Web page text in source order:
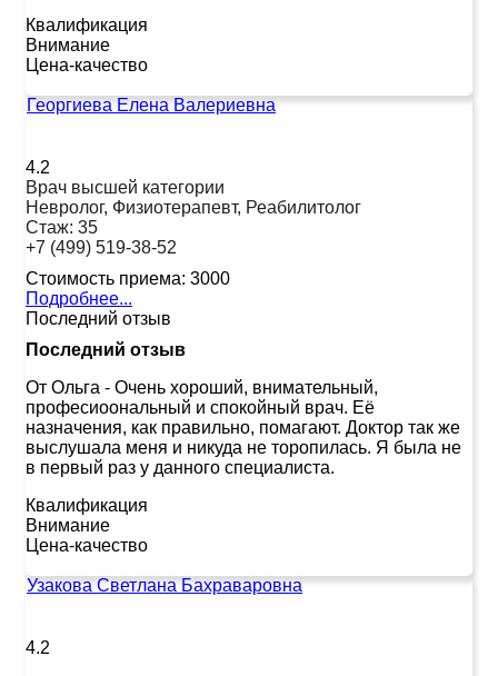
Квалификация
Внимание
Цена-качество
Георгиева Елена Валериевна
4.2
Врач высшей категории
Невролог, Физиотерапевт, Реабилитолог
Стаж: 35
+7 (499) 519-38-52
Стоимость приема: 3000
Подробнее...
Последний отзыв
Последний отзыв
От Ольга - Очень хороший, внимательный,
професиоональный и спокойный врач. Её
назначения, как правильно, помагают. Доктор так же
выслушала меня и никуда не торопилась. Я была не
в первый раз у данного специалиста.
Квалификация
Внимание
Цена-качество
Узакова Светлана Бахраваровна
4.2